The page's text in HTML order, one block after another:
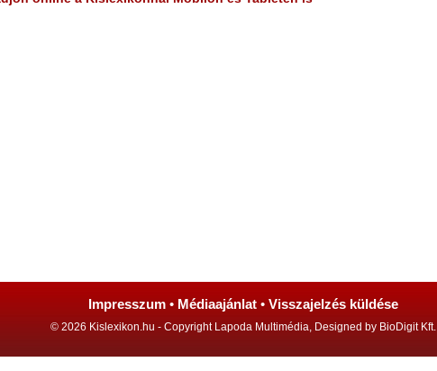
Impresszum • Médiaajánlat • Visszajelzés küldése
© 2026 Kislexikon.hu - Copyright Lapoda Multimédia, Designed by BioDigit Kft.